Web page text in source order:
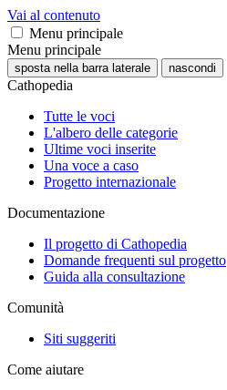
Vai al contenuto
Menu principale
Menu principale
sposta nella barra laterale nascondi
Cathopedia
Tutte le voci
L'albero delle categorie
Ultime voci inserite
Una voce a caso
Progetto internazionale
Documentazione
Il progetto di Cathopedia
Domande frequenti sul progetto
Guida alla consultazione
Comunità
Siti suggeriti
Come aiutare